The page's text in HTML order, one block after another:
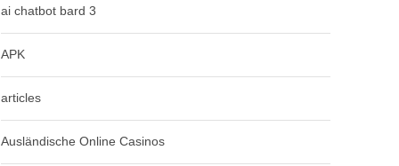
ai chatbot bard 3
APK
articles
Ausländische Online Casinos